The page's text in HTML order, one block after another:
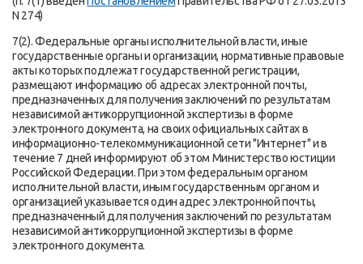
N 274)
7(2). Федеральные органы исполнительной власти, иные
государственные органы и организации, нормативные правовые
акты которых подлежат государственной регистрации,
размещают информацию об адресах электронной почты,
предназначенных для получения заключений по результатам
независимой антикоррупционной экспертизы в форме
электронного документа, на своих официальных сайтах в
информационно-телекоммуникационной сети "Интернет" и в
течение 7 дней информируют об этом Министерство юстиции
Российской Федерации. При этом федеральным органом
исполнительной власти, иным государственным органом и
организацией указывается один адрес электронной почты,
предназначенный для получения заключений по результатам
независимой антикоррупционной экспертизы в форме
электронного документа.